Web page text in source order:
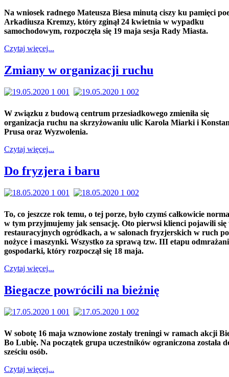
Na wniosek radnego Mateusza Biesa minutą ciszy ku pamięci
Arkadiusza Kremzy, który zginął 24 kwietnia w wypadku
samochodowym, rozpoczęła się 19 maja sesja Rady Miasta.
Czytaj więcej...
Zmiany w organizacji ruchu
W związku z budową centrum przesiadkowego zmieniła się
organizacja ruchu na skrzyżowaniu ulic Karola Miarki i
Prusa oraz Wyzwolenia.
Czytaj więcej...
Do fryzjera i baru
To, co jeszcze rok temu, o tej porze, było czymś całkowicie
w tym przyjmujemy jak sensację. Oto pierwsi klienci pojawili się
restauracyjnych ogródkach, a w salonach fryzjerskich w ruch
nożyce i maszynki. Wszystko za sprawą tzw. III etapu
gospodarki, który rozpoczął się 18 maja.
Czytaj więcej...
Biegacze powrócili na bieżnię
W sobotę 16 maja wznowione zostały treningi w ramach akcji
Bo Lubię. Na początek grupa uczestników ograniczona została
sześciu osób.
Czytaj więcej...